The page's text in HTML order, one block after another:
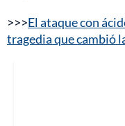
>>>El ataque con
tragedia que cambió